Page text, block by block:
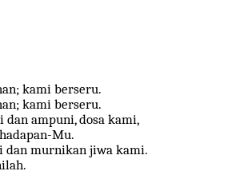
kami berseru.
kami berseru.
dan ampuni, dosa kami,
Mu.
dan murnikan jiwa kami.